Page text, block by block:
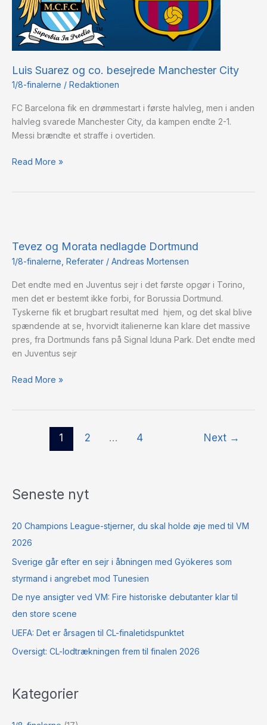
Luis Suarez og co. besejrede Manchester City
1/8-finalerne / Redaktionen
FC Barcelona fik en drømmestart i første halvleg, men i anden
halvleg svarede Manchester City, da kampen endte 2-1.
Messi brændte et straffe i overtiden.
Manchester
City
Read More »
Tevez og Morata nedlagde Dortmund
1/8-finalerne Referater / Andreas Mortensen
Det endte med en Juventus sejr i det første opgør i Torino,
men det er bestemt ikke forbi, for Borussia Dortmund.
Tyskerne fik et brugbart resultat med hjem, og det skal blive
spændende at se, hvorvidt italienerne kan klare det massive
pres, fra Dortmunds fans på Signal Iduna Park. Det endte med
en Juventus sejr
Morata
nedlagde
Read More »
1 2 … 4 Next →
Seneste nyt
20 Champions League-stjerner, du skal holde øje med til VM
2026
Sverige går efter en sejr i åbningen med Gyökeres som
styrmand i angrebet mod Tunesien
De nye ansigter ved VM: Fire historiske debutanter klar til
den store scene
UEFA: Det er årsagen til CL-finaletidspunktet
Oversigt: CL-lodtrækningen frem til finalen 2026
Kategorier